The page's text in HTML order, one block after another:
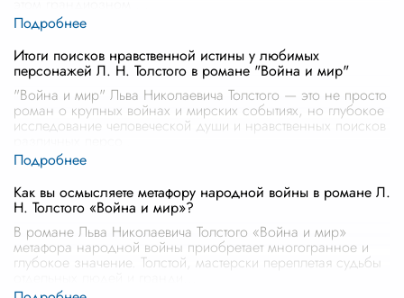
Итоги поисков нравственной истины у любимых
персонажей Л. Н. Толстого в романе "Война и мир"
"Война и мир" Льва Николаевича Толстого — это не просто
роман о крупных войнах и мирских событиях, но глубокое
исследование человеческой души и нравственных поисков
Как вы осмысляете метафору народной войны в романе Л.
Н. Толстого «Война и мир»?
В романе Льва Николаевича Толстого «Война и мир»
метафора народной войны приобретает многогранное и
глубокое значение. Толстой, мастерски переплетая судьбы